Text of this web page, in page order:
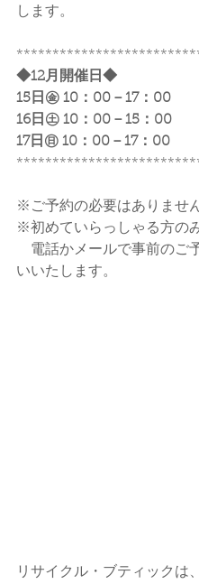
します。
◆12月開催日◆
15日㊎ 10：00－17：00
16日㊏ 10：00－15：00
17日㊐ 10：00－17：00
※ご予約の必要はありません
※初めていらっしゃる方のみ
電話かメールで事前のご
いいたします。
リサイクル・ブティックは、